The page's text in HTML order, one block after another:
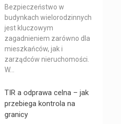
Bezpieczeństwo w
budynkach wielorodzinnych
jest kluczowym
zagadnieniem zarówno dla
mieszkańców, jak i
zarządców nieruchomości.
W...
TIR a odprawa celna – jak
przebiega kontrola na
granicy